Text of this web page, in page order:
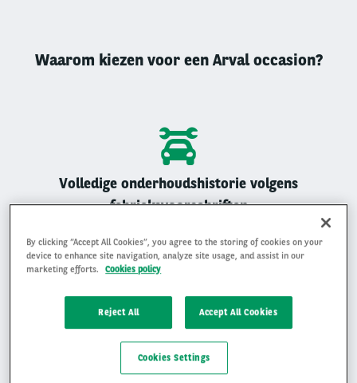
Waarom kiezen voor een Arval occasion?
Volledige onderhoudshistorie volgens
fabrieksvoorschriften
Gemiddelde beoordeling van 4,9 op 5
By clicking “Accept All Cookies”, you agree to the storing of cookies on your
device to enhance site navigation, analyze site usage, and assist in our
marketing efforts.
Cookies policy
Reject All Accept All Cookies
Cookies Settings